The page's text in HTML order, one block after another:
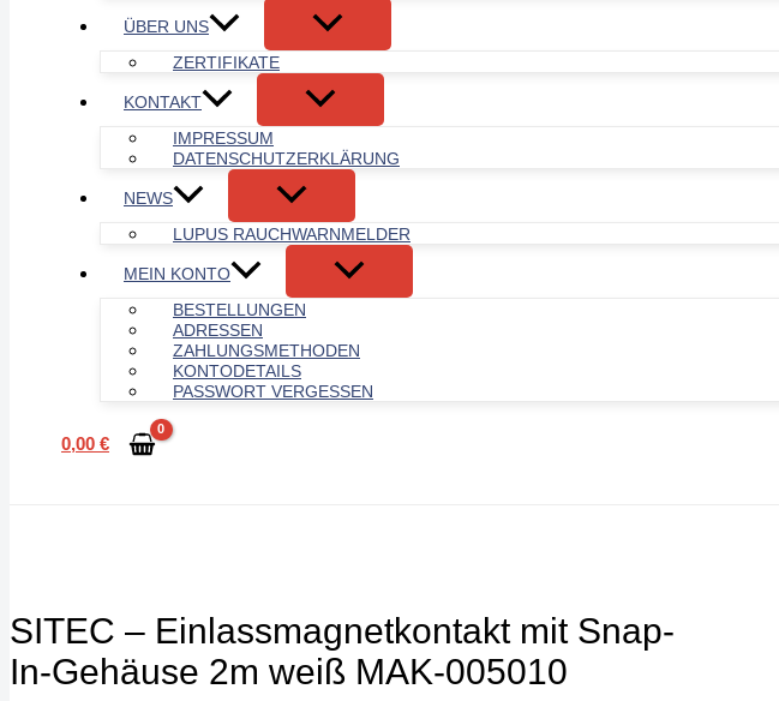
ÜBER UNS
ZERTIFIKATE
KONTAKT
IMPRESSUM
DATENSCHUTZERKLÄRUNG
NEWS
LUPUS RAUCHWARNMELDER
MEIN KONTO
BESTELLUNGEN
ADRESSEN
ZAHLUNGSMETHODEN
KONTODETAILS
PASSWORT VERGESSEN
0,00 €
SITEC – Einlassmagnetkontakt mit Snap-
In-Gehäuse 2m weiß MAK-005010